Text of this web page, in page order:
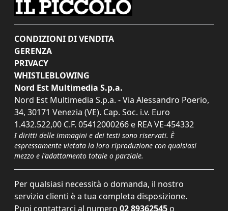
CONDIZIONI DI VENDITA
GERENZA
PRIVACY
WHISTLEBLOWING
Nord Est Multimedia S.p.a.
Nord Est Multimedia S.p.a. - Via Alessandro Poerio,
34, 30171 Venezia (VE). Cap. Soc. i.v. Euro
1.432.522,00 C.F. 05412000266 e REA VE-454332
I diritti delle immagini e dei testi sono riservati. È
espressamente vietata la loro riproduzione con qualsiasi
mezzo e l'adattamento totale o parziale.
Per qualsiasi necessità o domanda, il nostro
servizio clienti è a tua completa disposizione.
Puoi contattarci al numero 02 89362545 o